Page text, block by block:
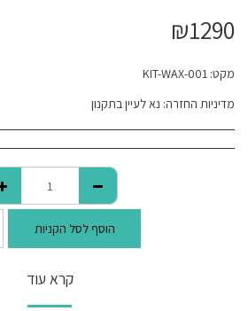
₪1290
מקט: KIT-WAX-001
מדיניות החזרה: נא לעיין בתקנון
הוסף לסל הקניות
קרא עוד